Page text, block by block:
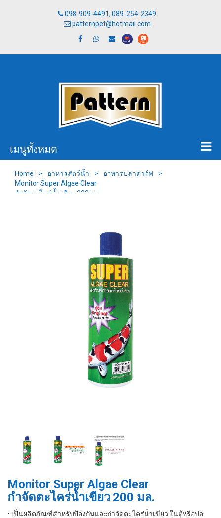
098-909-4491, 089-254-2349
patternpet@hotmail.com
เมนูทั้งหมด
Home > อาหารสัตว์น้ำ > อาหารปลาคาร์ฟ
>
Monitor Super Algae Clear
กำจัดตะไคร่น้ำเขียว 200 มล.
Monitor Super Algae Clear
กำจัดตะไคร่น้ำเขียว 200 มล.
• เป็นผลิตภัณฑ์สำหรับป้องกันและกำจัดตะไคร่น้ำเขียว ในตู้หรือบ่อ